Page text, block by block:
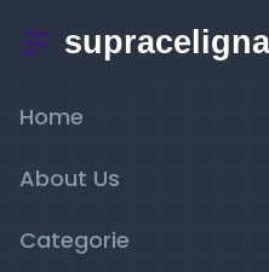
Home
About Us
Categorie